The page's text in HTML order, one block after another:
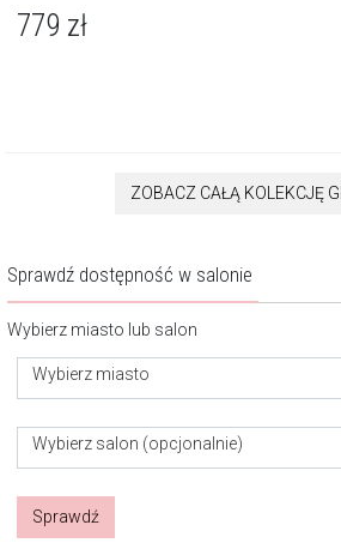
779 zł
ZOBACZ CAŁĄ KOLEKCJĘ
Sprawdź dostępność w salonie
Wybierz miasto lub salon
Wybierz miasto
Wybierz salon (opcjonalnie)
Sprawdź